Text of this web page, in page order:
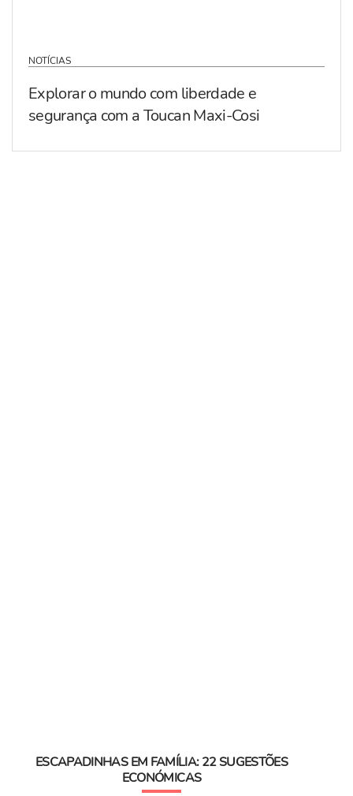
NOTÍCIAS
Explorar o mundo com liberdade e
segurança com a Toucan Maxi-Cosi
ESCAPADINHAS EM FAMÍLIA: 22 SUGESTÕES
ECONÓMICAS